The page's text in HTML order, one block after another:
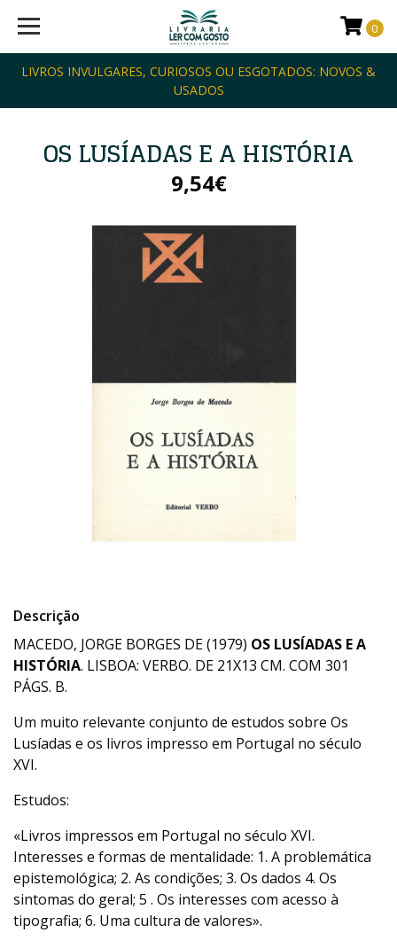
LIVROS INVULGARES, CURIOSOS OU ESGOTADOS: NOVOS &
USADOS
0
OS LUSÍADAS E A HISTÓRIA
9,54€
Descrição
MACEDO, JORGE BORGES DE (1979) OS LUSÍADAS E A
HISTÓRIA. LISBOA: VERBO. DE 21X13 CM. COM 301
PÁGS. B.
Um muito relevante conjunto de estudos sobre Os
Lusíadas e os livros impresso em Portugal no século
XVI.
Estudos:
«Livros impressos em Portugal no século XVI.
Interesses e formas de mentalidade: 1. A problemática
epistemológica; 2. As condições; 3. Os dados 4. Os
sintomas do geral; 5 . Os interesses com acesso à
tipografia; 6. Uma cultura de valores».